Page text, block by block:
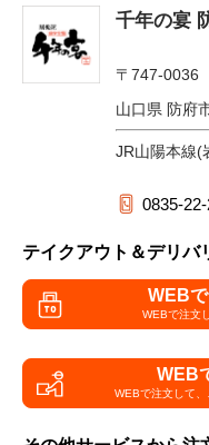
千年の宴
〒747-0036
山口県 防府
JR山陽本線(
0835-
テイクアウト＆デリバ
WEB
WEBで注文
WEB
WEBで注文して、